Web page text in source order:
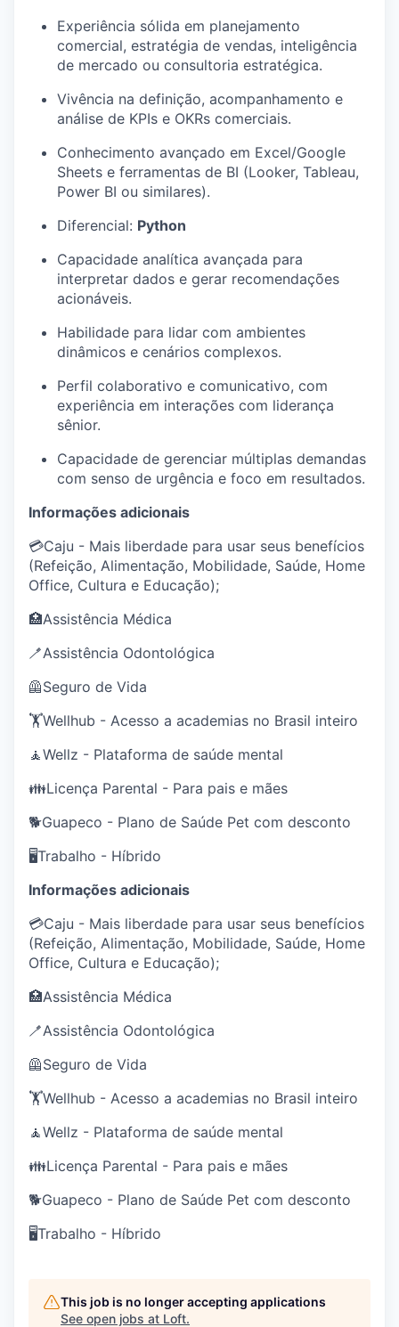
Experiência sólida em planejamento
comercial, estratégia de vendas, inteligência
de mercado ou consultoria estratégica.
Vivência na definição, acompanhamento e
análise de KPIs e OKRs comerciais.
Conhecimento avançado em Excel/Google
Sheets e ferramentas de BI (Looker, Tableau,
Power BI ou similares).
Diferencial: Python
Capacidade analítica avançada para
interpretar dados e gerar recomendações
acionáveis.
Habilidade para lidar com ambientes
dinâmicos e cenários complexos.
Perfil colaborativo e comunicativo, com
experiência em interações com liderança
sênior.
Capacidade de gerenciar múltiplas demandas
com senso de urgência e foco em resultados.
Informações adicionais
💳Caju - Mais liberdade para usar seus benefícios
(Refeição, Alimentação, Mobilidade, Saúde, Home
Office, Cultura e Educação);
🏥Assistência Médica
🪥Assistência Odontológica
🦺Seguro de Vida
🏋️Wellhub - Acesso a academias no Brasil inteiro
🧘Wellz - Plataforma de saúde mental
👪Licença Parental - Para pais e mães
🐕Guapeco - Plano de Saúde Pet com desconto
🖥️Trabalho - Híbrido
Informações adicionais
💳Caju - Mais liberdade para usar seus benefícios
(Refeição, Alimentação, Mobilidade, Saúde, Home
Office, Cultura e Educação);
🏥Assistência Médica
🪥Assistência Odontológica
🦺Seguro de Vida
🏋️Wellhub - Acesso a academias no Brasil inteiro
🧘Wellz - Plataforma de saúde mental
👪Licença Parental - Para pais e mães
🐕Guapeco - Plano de Saúde Pet com desconto
🖥️Trabalho - Híbrido
This job is no longer accepting applications
See open jobs at Loft.